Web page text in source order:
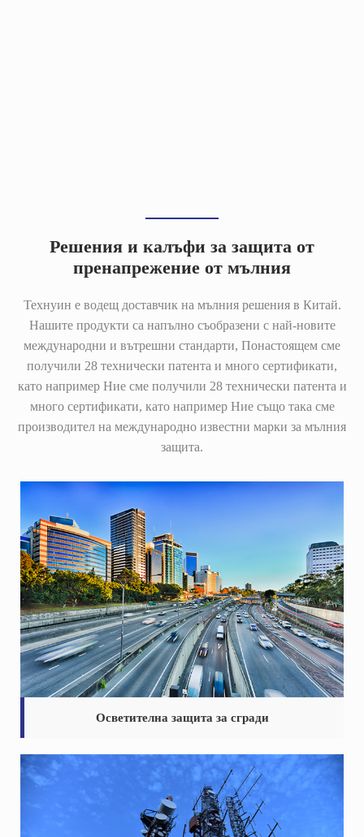
Решения и калъфи за защита от
пренапрежение от мълния
Технуин е водещ доставчик на мълния решения в Китай.
Нашите продукти са напълно съобразени с най-новите
международни и вътрешни стандарти, Понастоящем сме
получили 28 технически патента и много сертификати,
като например Ние сме получили 28 технически патента и
много сертификати, като например Ние също така сме
производител на международно известни марки за мълния
защита.
Осветителна защита за сгради